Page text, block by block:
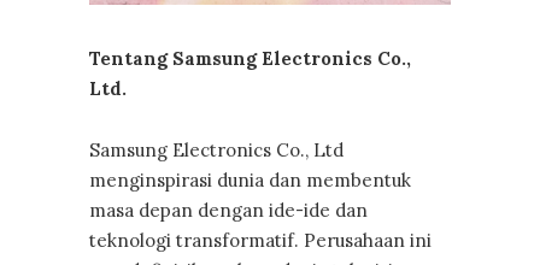
Tentang Samsung Electronics Co.,
Ltd.
Samsung Electronics Co., Ltd
menginspirasi dunia dan membentuk
masa depan dengan ide-ide dan
teknologi transformatif. Perusahaan ini